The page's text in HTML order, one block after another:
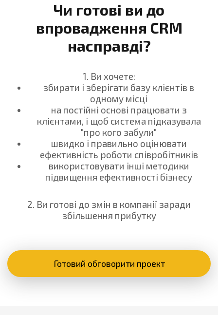
Чи готові ви до
впровадження CRM
насправді?
1. Ви хочете:
збирати і зберігати базу клієнтів в
одному місці
на постійні основі працювати з
клієнтами, і щоб система підказувала
"про кого забули"
швидко і правильно оцінювати
ефективність роботи співробітників
використовувати інші методики
підвищення ефективності бізнесу
2. Ви готові до змін в компанії заради
збільшення прибутку
Готовий обговорити проект